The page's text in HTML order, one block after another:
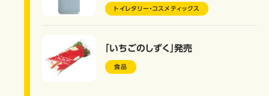
トイレタリー・コスメティックス
「いちごのしずく」発売
食品